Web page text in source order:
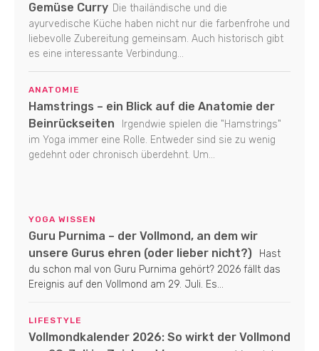
Gemüse Curry Die thailändische und die
ayurvedische Küche haben nicht nur die farbenfrohe und
liebevolle Zubereitung gemeinsam. Auch historisch gibt
es eine interessante Verbindung...
ANATOMIE
Hamstrings – ein Blick auf die Anatomie der
Beinrückseiten
Irgendwie spielen die "Hamstrings"
im Yoga immer eine Rolle. Entweder sind sie zu wenig
gedehnt oder chronisch überdehnt. Um...
YOGA WISSEN
Guru Purnima – der Vollmond, an dem wir
unsere Gurus ehren (oder lieber nicht?)
Hast
du schon mal von Guru Purnima gehört? 2026 fällt das
Ereignis auf den Vollmond am 29. Juli. Es...
LIFESTYLE
Vollmondkalender 2026: So wirkt der Vollmond